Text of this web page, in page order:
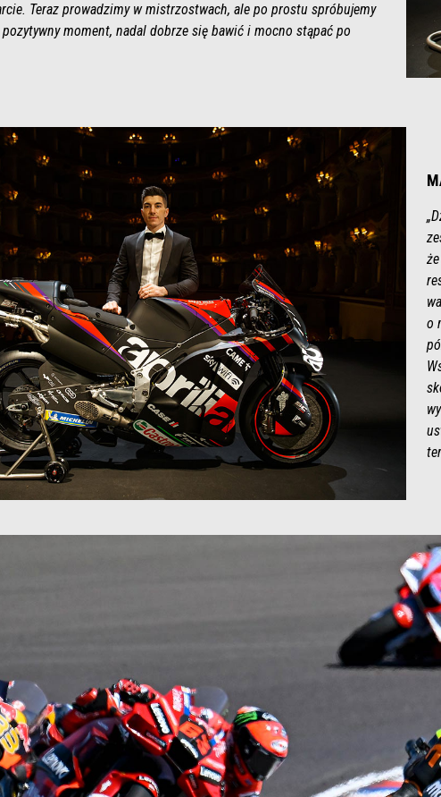
Teraz prowadzimy w mistrzostwach, ale po prostu spróbujemy
moment, nadal dobrze się bawić i mocno stąpać po
o